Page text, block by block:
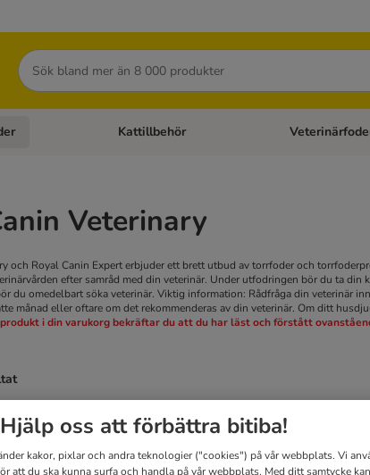
Sök
menu: HundtillbehörOpen category menu: Kattfoder
Kattillbehör Open category
Veterinary
och Royal Canin Expert erbjuder ett brett utbud av torrfoder och
efter samråd med din veterinär. Under utfodringen bör du ta
du omedelbart söka veterinär. Viktig information: Rådfråga din veterinär
månad eller oftare om det rekommenderas av din veterinär. Om ditt
i din varukorg bekräftar du att du har läst och förstått
Hjälp oss att förbättra bitiba!
kakor, pixlar och andra teknologier ("cookies") på vår webbplats. Vi
att du ska kunna surfa och handla på vår webbplats. Med ditt samtycke